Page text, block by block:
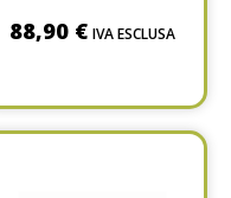
88,90 € IVA ESCLUSA